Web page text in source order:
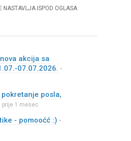
NASTAVLJA ISPOD OGLASA
akcija sa
07.07.2026. •
posla,
prije 1 mesec
- pomooćć :) •